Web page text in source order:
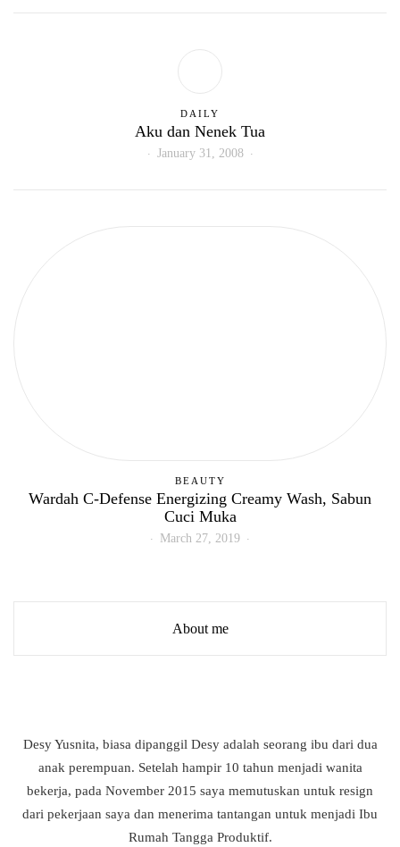
DAILY
Aku dan Nenek Tua
January 31, 2008
BEAUTY
Wardah C-Defense Energizing Creamy Wash, Sabun
Cuci Muka
March 27, 2019
About me
Desy Yusnita, biasa dipanggil Desy adalah seorang ibu dari dua
anak perempuan. Setelah hampir 10 tahun menjadi wanita
bekerja, pada November 2015 saya memutuskan untuk resign
dari pekerjaan saya dan menerima tantangan untuk menjadi Ibu
Rumah Tangga Produktif.